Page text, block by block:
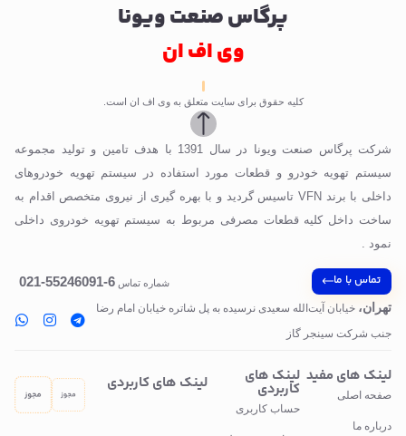
پرگاس صنعت ویونا
وی اف ان
کلیه حقوق برای سایت متعلق به وی اف ان است.
شرکت پرگاس صنعت ویونا در سال 1391 با هدف تامین و تولید مجموعه
سیستم تهویه خودرو و قطعات مورد استفاده در سیستم تهویه خودروهای
داخلی با برند VFN تاسیس گردید و با بهره گیری از نیروی متخصص اقدام به
ساخت داخل کلیه قطعات مصرفی مربوط به سیستم تهویه خودروی داخلی
نمود .
تماس با ما شماره تماس 6-55246091-021
تهران، خیابان آیت‌الله سعیدی نرسیده به پل‌ شاتره خیابان امام رضا
جنب شرکت سینجر گاز
لینک های مفید
صفحه اصلی
درباره ما
لینک های
کاربردی
حساب کاربری
لینک های کاربردی